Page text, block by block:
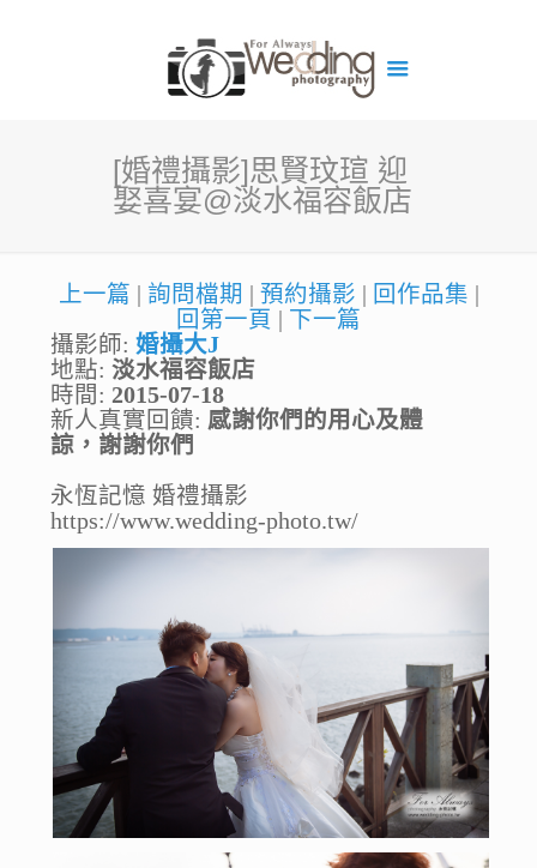
[婚禮攝影]思賢玟瑄 迎
娶喜宴@淡水福容飯店
上一篇 詢問檔期 預約攝影 回作品集
回第一頁
下一篇
攝影師: 婚攝大J
地點: 淡水福容飯店
時間: 2015-07-18
新人真實回饋: 感謝你們的用心及體
諒，謝謝你們
永恆記憶 婚禮攝影
https://www.wedding-photo.tw/